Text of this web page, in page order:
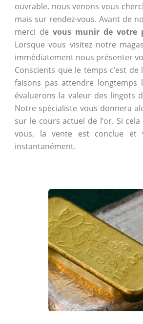
ouvrable, nous venons vous
mais sur rendez-vous. Avant de
merci de vous munir de votre
Lorsque vous visitez notre
immédiatement nous présenter
Conscients que le temps c’est de
faisons pas attendre longtemps
évaluerons la valeur des lingots
Notre spécialiste vous donnera
sur le cours actuel de l’or. Si
vous, la vente est conclue et
instantanément.